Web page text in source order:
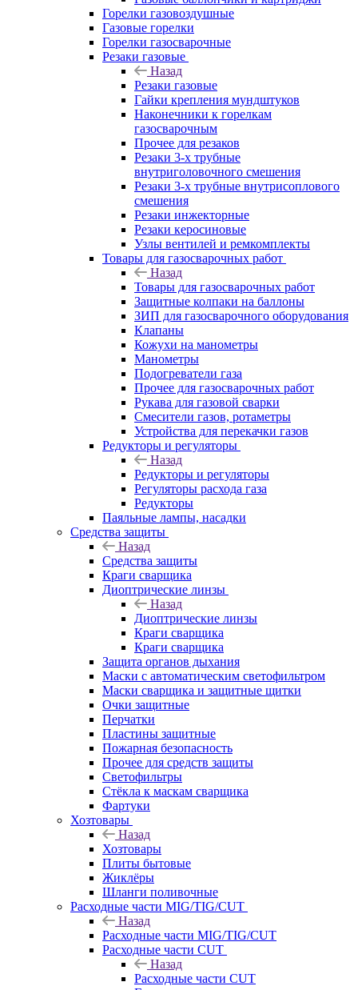
Горелки газовоздушные
Газовые горелки
Горелки газосварочные
Резаки газовые
Назад
Резаки газовые
Гайки крепления мундштуков
Наконечники к горелкам
газосварочным
Прочее для резаков
Резаки 3-х трубные
внутриголовочного смешения
Резаки 3-х трубные внутрисоплового
смешения
Резаки инжекторные
Резаки керосиновые
Узлы вентилей и ремкомплекты
Товары для газосварочных работ
Назад
Товары для газосварочных работ
Защитные колпаки на баллоны
ЗИП для газосварочного оборудования
Клапаны
Кожухи на манометры
Манометры
Подогреватели газа
Прочее для газосварочных работ
Рукава для газовой сварки
Смесители газов, ротаметры
Устройства для перекачки газов
Редукторы и регуляторы
Назад
Редукторы и регуляторы
Регуляторы расхода газа
Редукторы
Паяльные лампы, насадки
Средства защиты
Назад
Средства защиты
Краги сварщика
Диоптрические линзы
Назад
Диоптрические линзы
Краги сварщика
Краги сварщика
Защита органов дыхания
Маски с автоматическим светофильтром
Маски сварщика и защитные щитки
Очки защитные
Перчатки
Пластины защитные
Пожарная безопасность
Прочее для средств защиты
Светофильтры
Стёкла к маскам сварщика
Фартуки
Хозтовары
Назад
Хозтовары
Плиты бытовые
Жиклёры
Шланги поливочные
Расходные части MIG/TIG/CUT
Назад
Расходные части MIG/TIG/CUT
Расходные части CUT
Назад
Расходные части CUT